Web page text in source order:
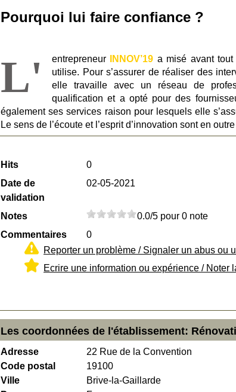
Pourquoi lui faire confiance ?
L' entrepreneur INNOV’19 a misé avant tout
utilise. Pour s’assurer de réaliser des
elle travaille avec un réseau de
qualification et a opté pour des
également ses services raison pour lesquels elle
Le sens de l’écoute et l’esprit d’innovation sont en
Hits
0
Date de
validation
02-05-2021
Notes
0.0/5 pour 0 note
Commentaires
0
Reporter un problème / Signaler un abus ou
Ecrire une information ou expérience / Noter
Les coordonnées de l'établissement:
Adresse
22 Rue de la Convention
Code postal
19100
Ville
Brive-la-Gaillarde